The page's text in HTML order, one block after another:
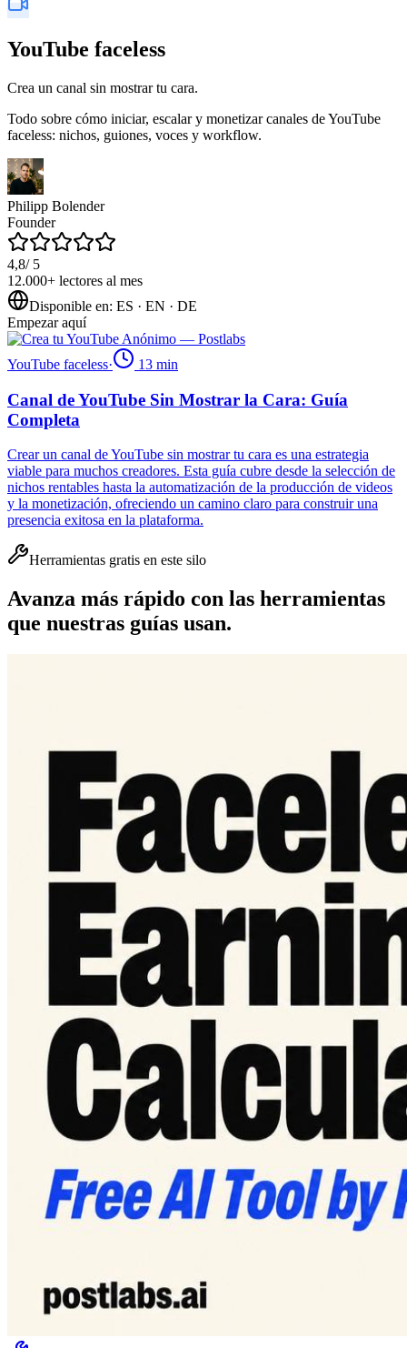
YouTube faceless
Crea un canal sin mostrar tu cara.
Todo sobre cómo iniciar, escalar y monetizar canales de YouTube
faceless: nichos, guiones, voces y workflow.
Philipp Bolender
Founder
4,8/ 5
12.000+ lectores al mes
Disponible en: ES · EN · DE
Empezar aquí
YouTube faceless· 13 min
Canal de YouTube Sin Mostrar la Cara: Guía
Completa
Crear un canal de YouTube sin mostrar tu cara es una estrategia
viable para muchos creadores. Esta guía cubre desde la selección de
nichos rentables hasta la automatización de la producción de videos
y la monetización, ofreciendo un camino claro para construir una
presencia exitosa en la plataforma.
Herramientas gratis en este silo
Avanza más rápido con las herramientas
que nuestras guías usan.